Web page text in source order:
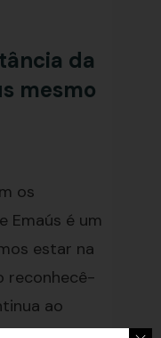
da
mesmo
os
Emaús é um
estar na
reconhecê-
ao